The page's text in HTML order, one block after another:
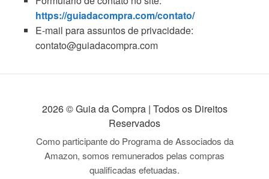
https://guiadacompra.com/contato/
E-mail para assuntos de privacidade:
contato@guiadacompra.com
2026 © Guia da Compra | Todos os Direitos
Reservados
Como participante do Programa de Associados da
Amazon, somos remunerados pelas compras
qualificadas efetuadas.